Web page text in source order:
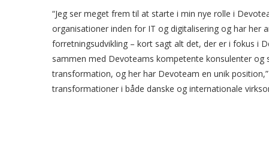
“Jeg ser meget frem til at starte i min nye rolle i
organisationer inden for IT og digitalisering og har her
forretningsudvikling – kort sagt alt det, der er i fokus i
sammen med Devoteams kompetente konsulenter
transformation, og her har Devoteam en unik
transformationer i både danske og internationale